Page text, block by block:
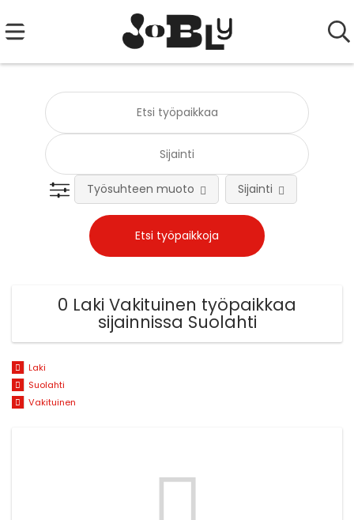
Työsuhteen muoto Sijainti
0 Laki Vakituinen työpaikkaa
sijainnissa Suolahti
Laki
Suolahti
Vakituinen